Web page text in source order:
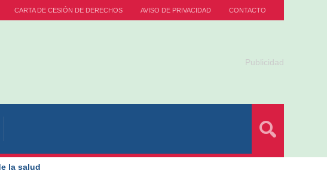
CARTA DE CESIÓN DE DERECHOS AVISO DE PRIVACIDAD CONTACTO
Publicidad
la salud